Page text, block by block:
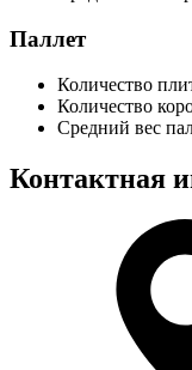
Паллет
Количество
Количество
Средний вес
Контактная